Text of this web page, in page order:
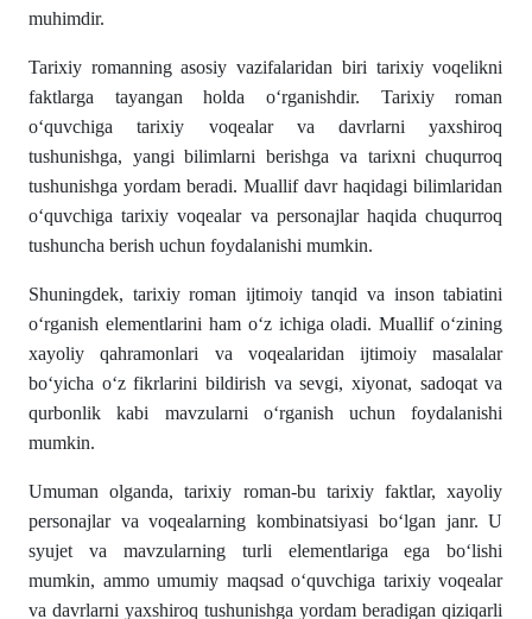
muhimdir.
Tarixiy romanning asosiy vazifalaridan biri tarixiy voqelikni
faktlarga tayangan holda o‘rganishdir. Tarixiy roman
o‘quvchiga tarixiy voqealar va davrlarni yaxshiroq
tushunishga, yangi bilimlarni berishga va tarixni chuqurroq
tushunishga yordam beradi. Muallif davr haqidagi bilimlaridan
o‘quvchiga tarixiy voqealar va personajlar haqida chuqurroq
tushuncha berish uchun foydalanishi mumkin.
Shuningdek, tarixiy roman ijtimoiy tanqid va inson tabiatini
o‘rganish elementlarini ham o‘z ichiga oladi. Muallif o‘zining
xayoliy qahramonlari va voqealaridan ijtimoiy masalalar
bo‘yicha o‘z fikrlarini bildirish va sevgi, xiyonat, sadoqat va
qurbonlik kabi mavzularni o‘rganish uchun foydalanishi
mumkin.
Umuman olganda, tarixiy roman-bu tarixiy faktlar, xayoliy
personajlar va voqealarning kombinatsiyasi bo‘lgan janr. U
syujet va mavzularning turli elementlariga ega bo‘lishi
mumkin, ammo umumiy maqsad o‘quvchiga tarixiy voqealar
va davrlarni yaxshiroq tushunishga yordam beradigan qiziqarli